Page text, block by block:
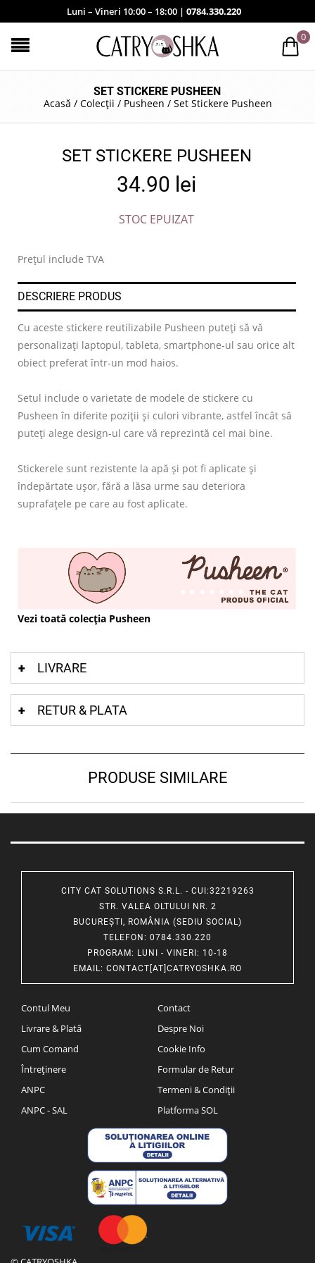
Luni – Vineri 10:00 – 18:00 | 0784.330.220
0
SET STICKERE PUSHEEN
Acasă / Colecții / Pusheen / Set Stickere Pusheen
SET STICKERE PUSHEEN
34.90 lei
STOC EPUIZAT
Prețul include TVA
DESCRIERE PRODUS
Cu aceste stickere reutilizabile Pusheen puteți să vă
personalizați laptopul, tableta, smartphone-ul sau orice alt
obiect preferat într-un mod haios.
Setul include o varietate de modele de stickere cu
Pusheen în diferite poziții și culori vibrante, astfel încât să
puteți alege design-ul care vă reprezintă cel mai bine.
Stickerele sunt rezistente la apă și pot fi aplicate și
îndepărtate ușor, fără a lăsa urme sau deteriora
suprafațele pe care au fost aplicate.
Vezi toată colecția Pusheen
LIVRARE
RETUR & PLATA
PRODUSE SIMILARE
CITY CAT SOLUTIONS S.R.L. - CUI:32219263
STR. VALEA OLTULUI NR. 2
BUCUREȘTI, ROMÂNIA (SEDIU SOCIAL)
TELEFON : 0784.330.220
PROGRAM: LUNI - VINERI: 10-18
EMAIL: CONTACT[AT]CATRYOSHKA.RO
Contul Meu
Livrare & Plată
Cum Comand
Întreținere
ANPC
ANPC - SAL
Contact
Despre Noi
Cookie Info
Formular de Retur
Termeni & Condiții
Platforma SOL